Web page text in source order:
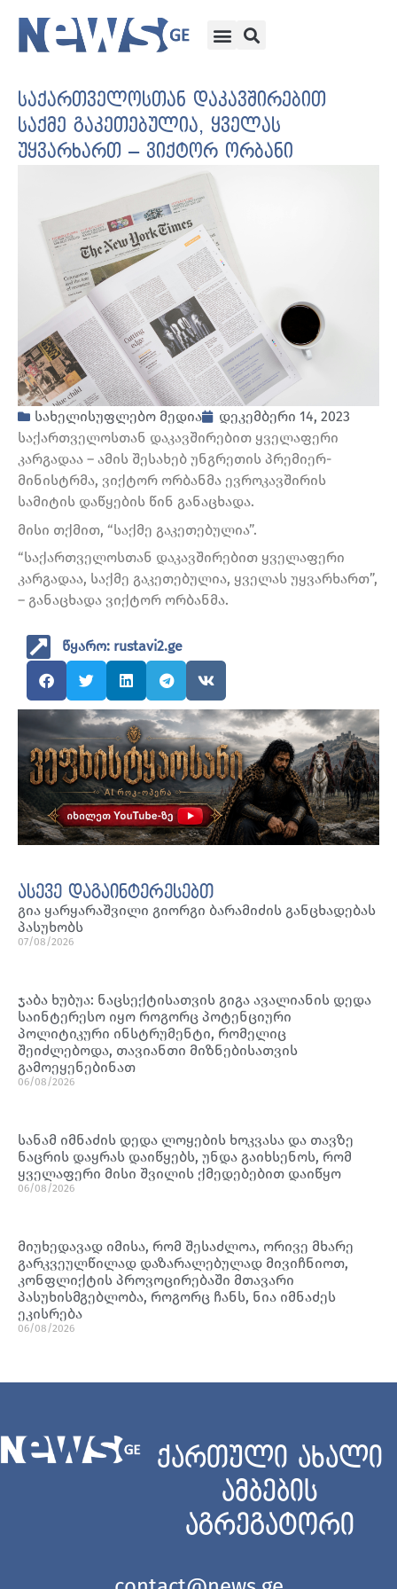
საქართველოსთან დაკავშირებით
საქმე გაკეთებულია, ყველას
უყვარხართ – ვიქტორ ორბანი
სახელისუფლებო მედია
დეკემბერი 14, 2023
საქართველოსთან დაკავშირებით ყველაფერი
კარგადაა – ამის შესახებ უნგრეთის პრემიერ-
მინისტრმა, ვიქტორ ორბანმა ევროკავშირის
სამიტის დაწყების წინ განაცხადა.
მისი თქმით, “საქმე გაკეთებულია”.
“საქართველოსთან დაკავშირებით ყველაფერი
კარგადაა, საქმე გაკეთებულია, ყველას უყვარხართ”,
– განაცხადა ვიქტორ ორბანმა.
წყარო: rustavi2.ge
ასევე დაგაინტერესებთ
გია ყარყარაშვილი გიორგი ბარამიძის განცხადებას
პასუხობს
07/08/2026
ჯაბა ხუბუა: ნაცსექტისათვის გიგა ავალიანის დედა
საინტერესო იყო როგორც პოტენციური
პოლიტიკური ინსტრუმენტი, რომელიც
შეიძლებოდა, თავიანთი მიზნებისათვის
გამოეყენებინათ
06/08/2026
სანამ იმნაძის დედა ლოყების ხოკვასა და თავზე
ნაცრის დაყრას დაიწყებს, უნდა გაიხსენოს, რომ
ყველაფერი მისი შვილის ქმედებებით დაიწყო
06/08/2026
მიუხედავად იმისა, რომ შესაძლოა, ორივე მხარე
გარკვეულწილად დაზარალებულად მივიჩნიოთ,
კონფლიქტის პროვოცირებაში მთავარი
პასუხისმგებლობა, როგორც ჩანს, ნია იმნაძეს
ეკისრება
06/08/2026
ქართული ახალი
ამბების
აგრეგატორი